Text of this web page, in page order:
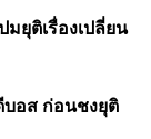
ยุติเรื่องเปลี่ยน
บอส ก่อนชงยุติ